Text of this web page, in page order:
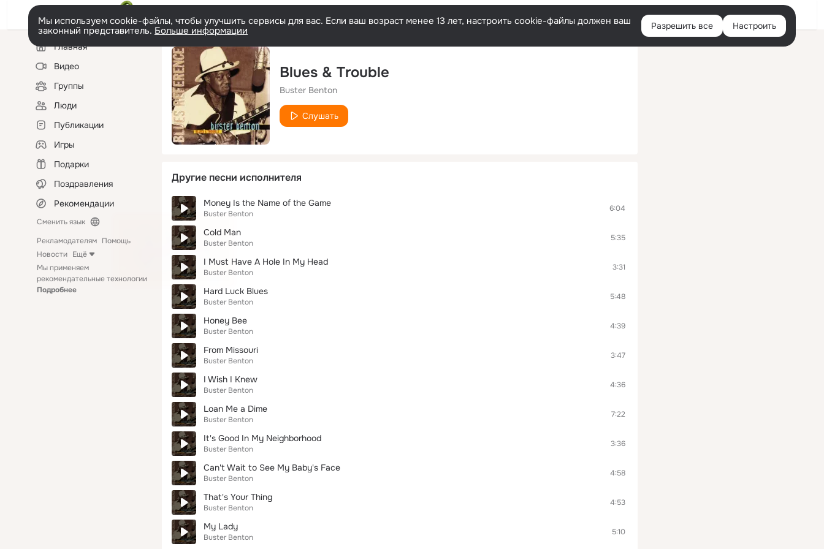
Войти
Мы используем cookie-файлы, чтобы улучшить сервисы для вас. Если ваш возраст менее 13 лет, настроить cookie-файлы должен ваш
законный представитель. Больше информации Разрешить все Настроить
Левая
колонкаГлавная
Видео
Группы
Люди
Публикации
Игры
Подарки
Поздравления
Рекомендации
Сменить язык
Рекламодателям Помощь
Новости Ещё
Мы применяем
рекомендательные технологии
Подробнее
Blues & Trouble
Buster Benton
Слушать
Другие песни исполнителя
Money Is the Name of the Game
Buster Benton
6:04
Cold Man
Buster Benton
5:35
I Must Have A Hole In My Head
Buster Benton
3:31
Hard Luck Blues
Buster Benton
5:48
Honey Bee
Buster Benton
4:39
From Missouri
Buster Benton
3:47
I Wish I Knew
Buster Benton
4:36
Loan Me a Dime
Buster Benton
7:22
It's Good In My Neighborhood
Buster Benton
3:36
Can't Wait to See My Baby's Face
Buster Benton
4:58
That's Your Thing
Buster Benton
4:53
My Lady
Buster Benton
5:10